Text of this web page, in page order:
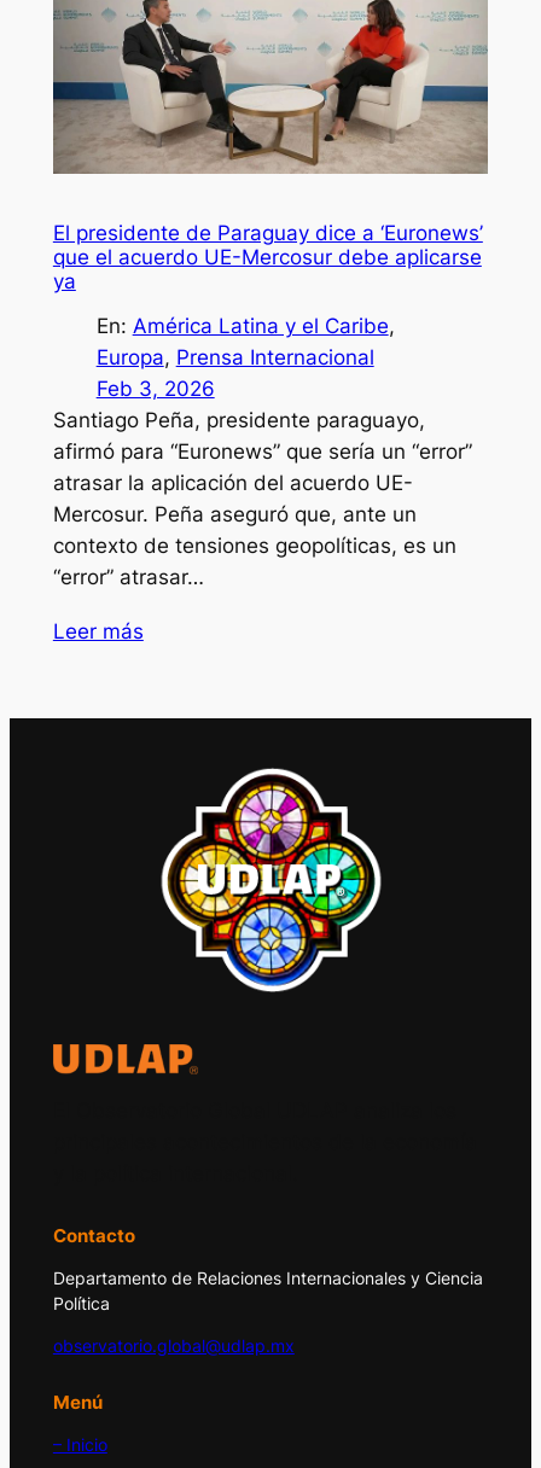
El presidente de Paraguay dice a ‘Euronews’
que el acuerdo UE-Mercosur debe aplicarse
ya
En: América Latina y el Caribe
Europa, Prensa Internacional
Feb 3, 2026
Santiago Peña, presidente paraguayo,
afirmó para “Euronews” que sería un “error”
atrasar la aplicación del acuerdo UE-
Mercosur. Peña aseguró que, ante un
contexto de tensiones geopolíticas, es un
“error” atrasar…
Leer más
Contacto
Departamento de Relaciones Internacionales y Ciencia
Política
observatorio.global@udlap.mx
Menú
– Inicio